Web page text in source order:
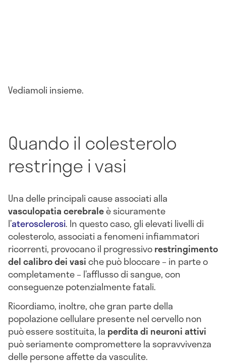
Vediamoli insieme.
Quando il colesterolo
restringe i vasi
Una delle principali cause associati alla
vasculopatia cerebraleè sicuramente
l’aterosclerosi. In questo caso, gli elevati livelli di
colesterolo, associati a fenomeni infiammatori
ricorrenti, provocano il progressivorestringimento
del calibro dei vasiche può bloccare – in parte o
completamente – l’afflusso di sangue, con
conseguenze potenzialmente fatali.
Ricordiamo, inoltre, che gran parte della
popolazione cellulare presente nel cervello non
può essere sostituita, la perdita di neuroni attivi
può seriamente compromettere la sopravvivenza
delle persone affette da vasculite.